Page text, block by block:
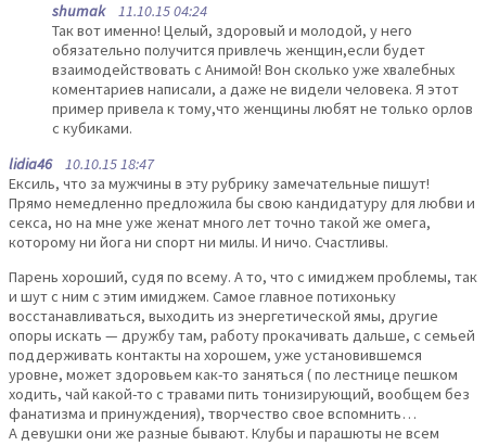
shumak11.10.15 04:24
Так вот именно! Целый, здоровый и молодой, у него
обязательно получится привлечь женщин,если будет
взаимодействовать с Анимой! Вон сколько уже хвалебных
коментариев написали, а даже не видели человека. Я этот
пример привела к тому,что женщины любят не только орлов
с кубиками.
lidia4610.10.15 18:47
Ексиль, что за мужчины в эту рубрику замечательные пишут!
Прямо немедленно предложила бы свою кандидатуру для любви и
секса, но на мне уже женат много лет точно такой же омега,
которому ни йога ни спорт ни милы. И ничо. Счастливы.
Парень хороший, судя по всему. А то, что с имиджем проблемы, так
и шут с ним с этим имиджем. Самое главное потихоньку
восстанавливаться, выходить из энергетической ямы, другие
опоры искать — дружбу там, работу прокачивать дальше, с семьей
поддерживать контакты на хорошем, уже установившемся
уровне, может здоровьем как-то заняться ( по лестнице пешком
ходить, чай какой-то с травами пить тонизирующий, вообщем без
фанатизма и принуждения), творчество свое вспомнить…
А девушки они же разные бывают. Клубы и парашюты не всем